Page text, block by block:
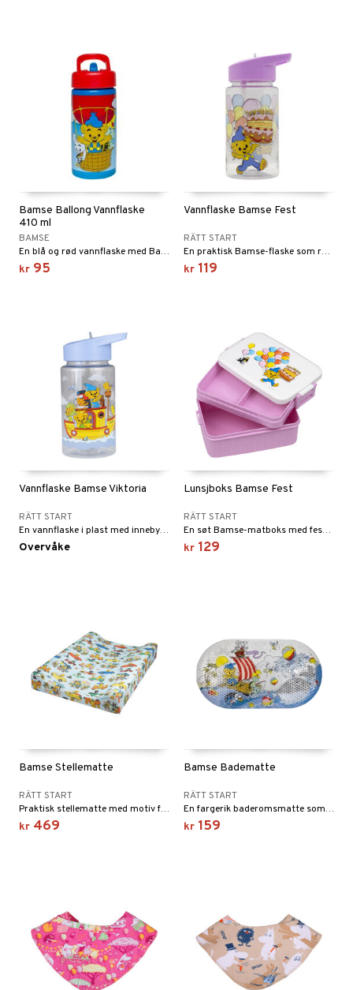
Bamse Ballong Vannflaske
410 ml
BAMSE
En blå og rød vannflaske med Bamse-motiv.
kr 95
Vannflaske Bamse Fest
RÄTT START
En praktisk Bamse-flaske som rommer 550 ml.
kr 119
Vannflaske Bamse Viktoria
RÄTT START
En vannflaske i plast med innebygd sugerør.
Overvåke
Lunsjboks Bamse Fest
RÄTT START
En søt Bamse-matboks med festtema!
kr 129
Bamse Stellematte
RÄTT START
Praktisk stellematte med motiv fra Bamse.
kr 469
Bamse Badematte
RÄTT START
En fargerik baderomsmatte som gjør badestunden mindre glatt.
kr 159